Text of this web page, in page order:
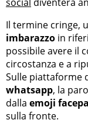
Il termine cringe,
imbarazzo in
possibile avere il
circostanza e a
Sulle piattaforme
whatsapp, la
dalla emoji
sulla fronte.